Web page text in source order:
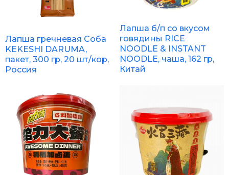
Лапша гречневая Соба
KEKESHI DARUMA,
пакет, 300 гр, 20 шт/кор,
Россия
Лапша б/п со вкусом
говядины RICE
NOODLE & INSTANT
NOODLE, чаша, 162 гр,
Китай